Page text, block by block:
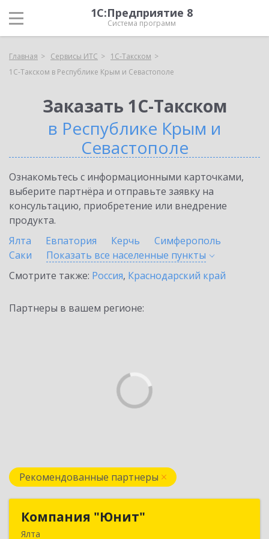
1С:Предприятие 8
Система программ
Главная Сервисы ИТС
1С-Такском
1С-Такском в Республике Крым и Севастополе
Заказать 1С-Такском
в Республике Крым и
Севастополе
Ознакомьтесь с информационными карточками,
выберите партнёра и отправьте заявку на
консультацию, приобретение или внедрение
продукта.
Ялта
Евпатория Керчь
Симферополь
Саки
Показать все населенные пункты
Смотрите также: Россия, Краснодарский край
Партнеры в вашем регионе:
Рекомендованные партнеры
Компания "Юнит"
Ялта
Компания "Юнит"